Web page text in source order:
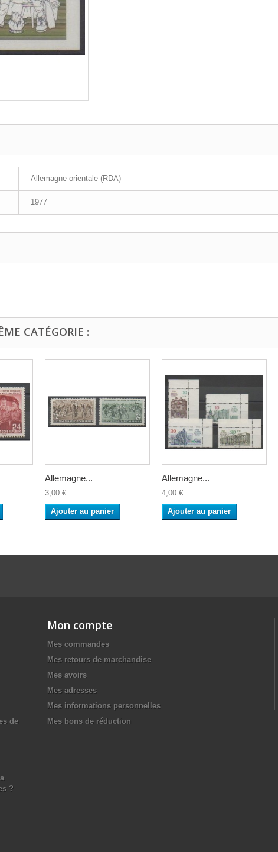
Allemagne orientale (RDA)
1977
CATÉGORIE :
Allemagne...
3,00 €
Ajouter au panier
Allemagne...
4,00 €
Ajouter au panier
de
?
Mon compte
Mes commandes
Mes retours de marchandise
Mes avoirs
Mes adresses
Mes informations personnelles
Mes bons de réduction